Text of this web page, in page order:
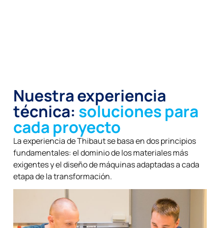
Nuestra experiencia
técnica: soluciones para
cada proyecto
La experiencia de Thibaut se basa en dos principios
fundamentales: el dominio de los materiales más
exigentes y el diseño de máquinas adaptadas a cada
etapa de la transformación.